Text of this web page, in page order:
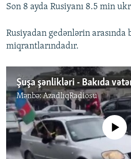
Son 8 ayda Rusiyanı 8.5 min
Rusiyadan gedənlərin
miqrantlarındadır.
Mənbə:AzadlıqRadiosu
No media source